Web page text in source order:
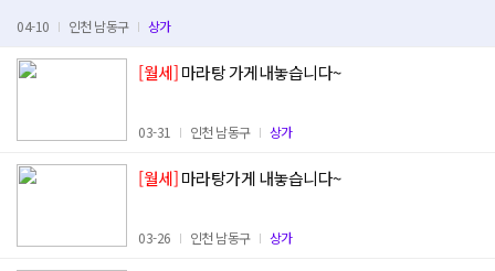
04-10 인천 남동구 상가
[월세]마라탕 가게내놓습니다~
03-31 인천 남동구 상가
[월세]마라탕가게 내놓습니다~
03-26 인천 남동구 상가